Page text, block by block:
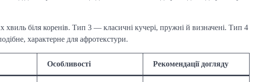
біля коренів. Тип 3 — класичні кучері, пружні й визначені. Тип 4
характерне для афротекстури.
Особливості Рекомендації догляду